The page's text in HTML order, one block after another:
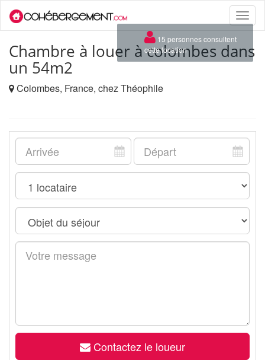
Toggle
Chambre à louer à colombes dans
un 54m2
Colombes, France, chez Théophile
Contactez le loueur
×
15 personnes consultent
cette location